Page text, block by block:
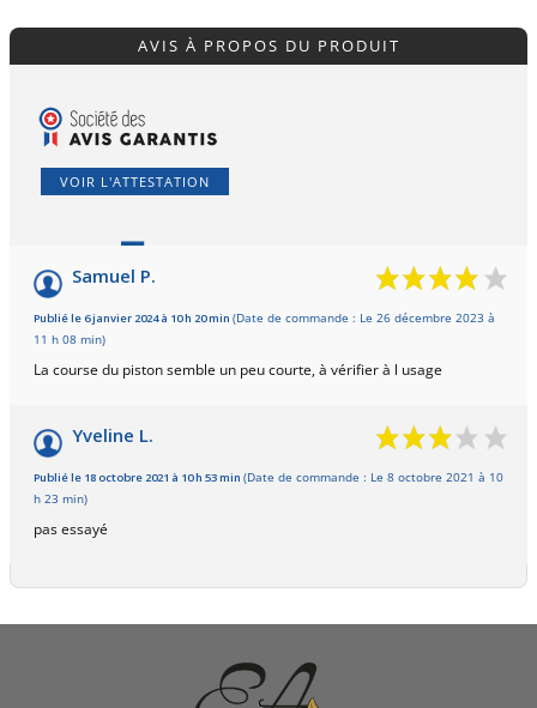
AVIS À PROPOS DU PRODUIT
VOIR L'ATTESTATION
7/10
Basé sur 2 avis
Samuel P.
Publié le 6 janvier 2024 à 10 h 20 min (Date de commande : Le 26 décembre 2023 à
11 h 08 min)
La course du piston semble un peu courte, à vérifier à l usage
Yveline L.
Publié le 18 octobre 2021 à 10 h 53 min (Date de commande : Le 8 octobre 2021 à 10
h 23 min)
pas essayé